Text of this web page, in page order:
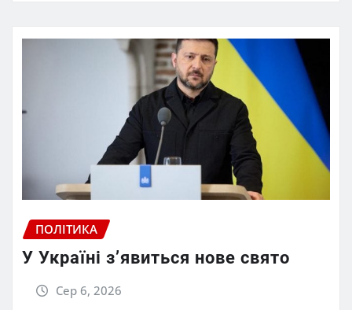
ПОЛІТИКА
У Україні з’явиться нове свято
Сер 6, 2026